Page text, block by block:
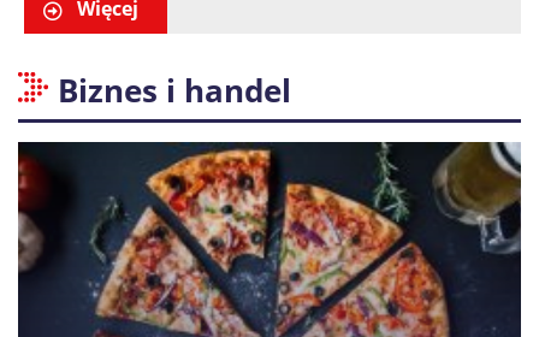
Więcej
Biznes i handel